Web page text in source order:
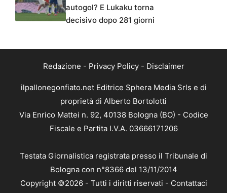
autogol? E Lukaku torna
decisivo dopo 281 giorni
Redazione - Privacy Policy- Disclaimer
ilpallonegonfiato.net Editrice Sphera Media Srls e di
proprietà di Alberto Bortolotti
Via Enrico Mattei n. 92, 40138 Bologna (BO) - Codice
Fiscale e Partita I.V.A. 03666171206
Testata Giornalistica registrata presso il Tribunale di
Bologna con n°8366 del 13/11/2014
Copyright ©2026 - Tutti i diritti riservati - Contattaci